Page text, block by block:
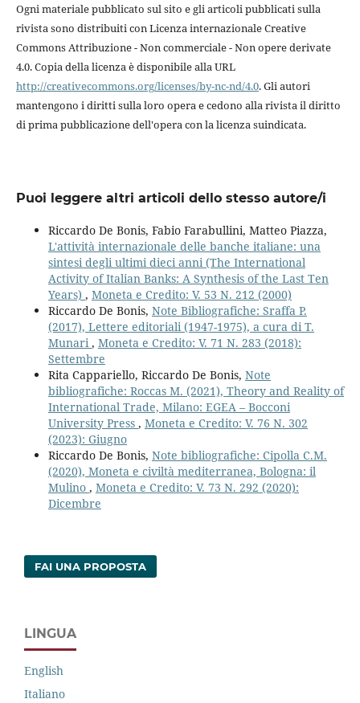
Ogni materiale pubblicato sul sito e gli articoli pubblicati sulla
rivista sono distribuiti con Licenza internazionale Creative
Commons Attribuzione - Non commerciale - Non opere derivate
4.0. Copia della licenza è disponibile alla URL
http://creativecommons.org/licenses/by-nc-nd/4.0. Gli autori
mantengono i diritti sulla loro opera e cedono alla rivista il diritto
di prima pubblicazione dell'opera con la licenza suindicata.
Puoi leggere altri articoli dello stesso autore/i
Riccardo De Bonis, Fabio Farabullini, Matteo Piazza,
L'attività internazionale delle banche italiane: una
sintesi degli ultimi dieci anni (The International
Activity of Italian Banks: A Synthesis of the Last Ten
Years) , Moneta e Credito: V. 53 N. 212 (2000)
Riccardo De Bonis, Note Bibliografiche: Sraffa P.
(2017), Lettere editoriali (1947-1975), a cura di T.
Munari , Moneta e Credito: V. 71 N. 283 (2018):
Settembre
Rita Cappariello, Riccardo De Bonis, Note
bibliografiche: Roccas M. (2021), Theory and Reality of
International Trade, Milano: EGEA – Bocconi
University Press , Moneta e Credito: V. 76 N. 302
(2023): Giugno
Riccardo De Bonis, Note bibliografiche: Cipolla C.M.
(2020), Moneta e civiltà mediterranea, Bologna: il
Mulino , Moneta e Credito: V. 73 N. 292 (2020):
Dicembre
FAI UNA PROPOSTA
LINGUA
English
Italiano